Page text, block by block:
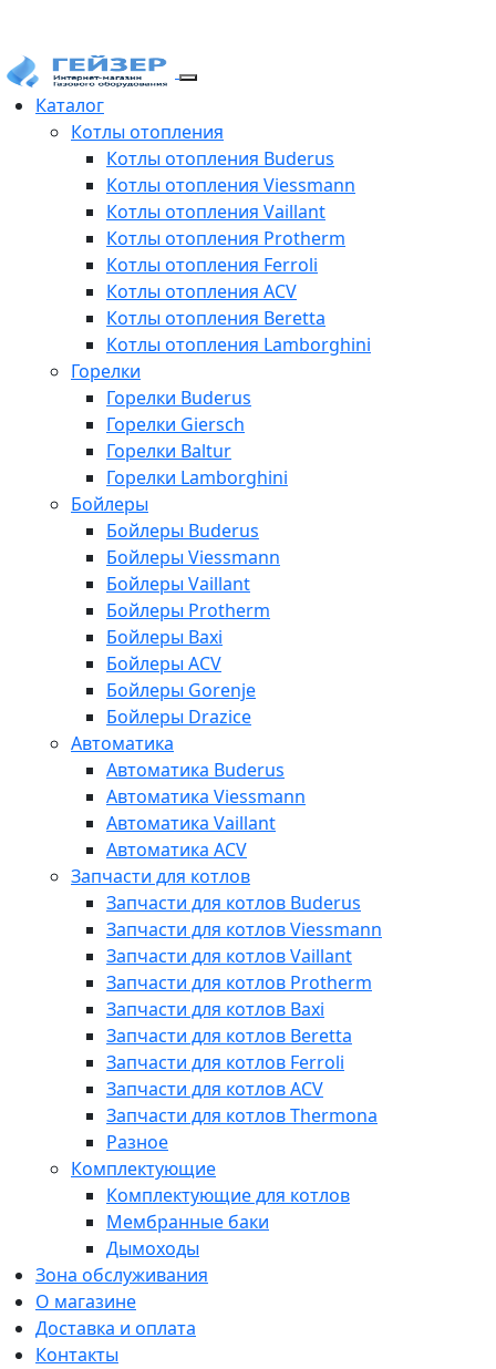
Каталог
Котлы отопления
Котлы отопления Buderus
Котлы отопления Viessmann
Котлы отопления Vaillant
Котлы отопления Protherm
Котлы отопления Ferroli
Котлы отопления ACV
Котлы отопления Beretta
Котлы отопления Lamborghini
Горелки
Горелки Buderus
Горелки Giersch
Горелки Baltur
Горелки Lamborghini
Бойлеры
Бойлеры Buderus
Бойлеры Viessmann
Бойлеры Vaillant
Бойлеры Protherm
Бойлеры Baxi
Бойлеры ACV
Бойлеры Gorenje
Бойлеры Drazice
Автоматика
Автоматика Buderus
Автоматика Viessmann
Автоматика Vaillant
Автоматика ACV
Запчасти для котлов
Запчасти для котлов Buderus
Запчасти для котлов Viessmann
Запчасти для котлов Vaillant
Запчасти для котлов Protherm
Запчасти для котлов Baxi
Запчасти для котлов Beretta
Запчасти для котлов Ferroli
Запчасти для котлов ACV
Запчасти для котлов Thermona
Разное
Комплектующие
Комплектующие для котлов
Мембранные баки
Дымоходы
Зона обслуживания
О магазине
Доставка и оплата
Контакты